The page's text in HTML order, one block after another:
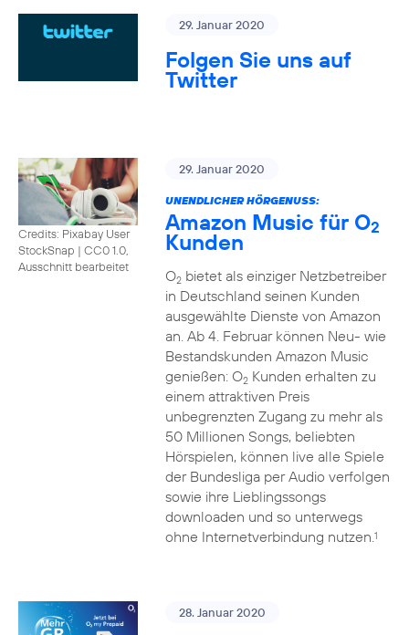
29. Januar 2020
Folgen Sie uns auf
Twitter
Credits: Pixabay User
StockSnap | CC0 1.0,
Ausschnitt bearbeitet
29. Januar 2020
UNENDLICHER HÖRGENUSS:
Amazon Music für O2
Kunden
O2bietet als einziger Netzbetreiber
in Deutschland seinen Kunden
ausgewählte Dienste von Amazon
an. Ab 4. Februar können Neu- wie
Bestandskunden Amazon Music
genießen: O2Kunden erhalten zu
einem attraktiven Preis
unbegrenzten Zugang zu mehr als
50 Millionen Songs, beliebten
Hörspielen, können live alle Spiele
der Bundesliga per Audio verfolgen
sowie ihre Lieblingssongs
downloaden und so unterwegs
ohne Internetverbindung nutzen.1
28. Januar 2020